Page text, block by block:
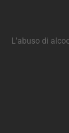
L'abuso di